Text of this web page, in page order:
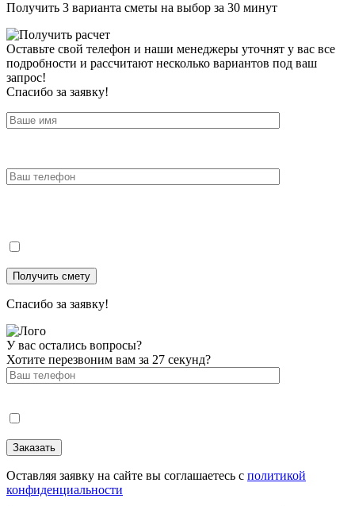
Получить 3 варианта сметы на выбор за 30 минут
Оставьте свой телефон и наши менеджеры уточнят у вас все
подробности и рассчитают несколько вариантов под ваш
запрос!
Спасибо за заявку!
Спасибо за заявку!
У вас остались вопросы?
Хотите перезвоним вам за 27 секунд?
Оставляя заявку на сайте вы соглашаетесь с политикой
конфиденциальности